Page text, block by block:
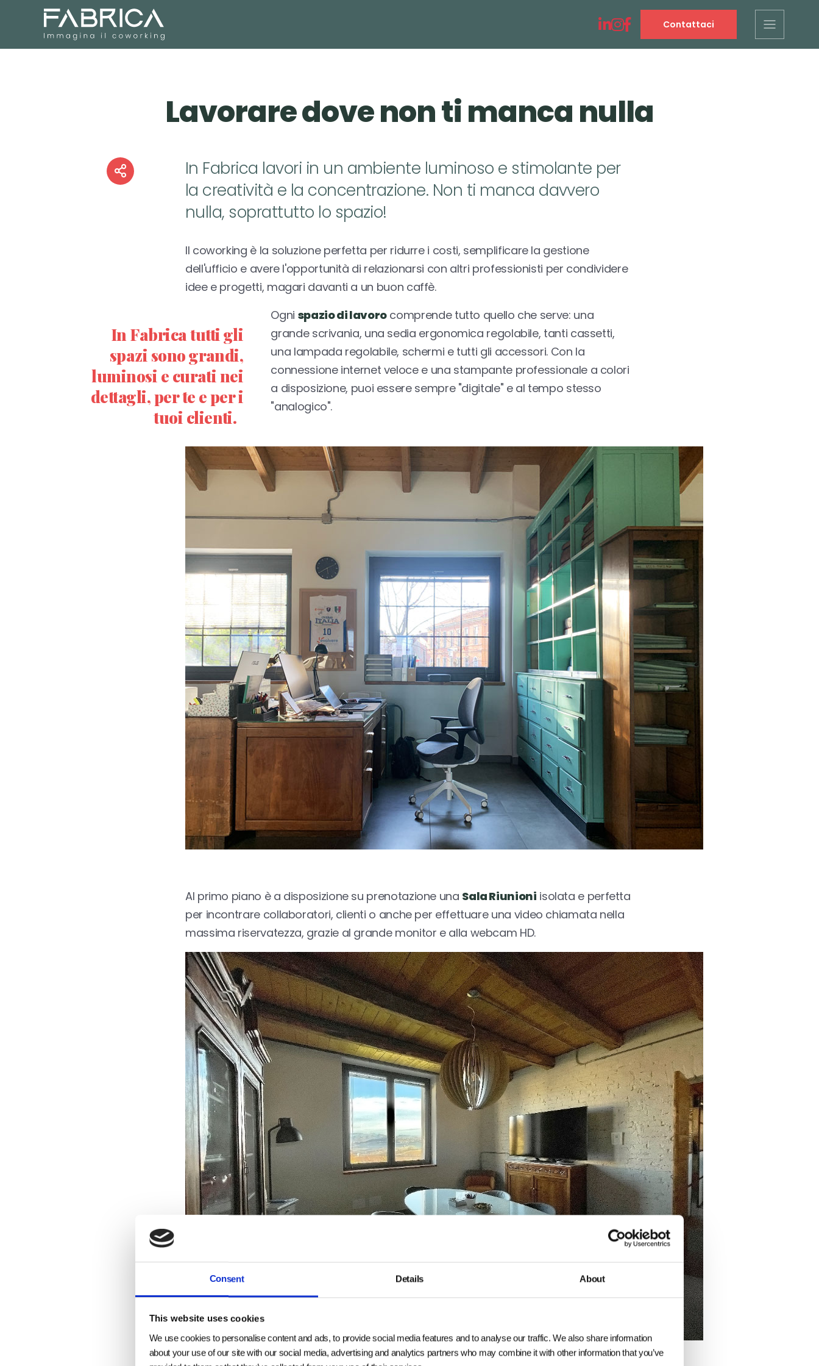
Consent Details About
This website uses cookies
We use cookies to personalise content and ads, to provide social media features and to analyse our traffic. We also share information
about your use of our site with our social media, advertising and analytics partners who may combine it with other information that you’ve
Contattaci
Lavorare dove non ti manca nulla
In Fabrica lavori in un ambiente luminoso e stimolante per
la creatività e la concentrazione. Non ti manca davvero
nulla, soprattutto lo spazio!
Il coworking è la soluzione perfetta per ridurre i costi, semplificare la gestione
dell'ufficio e avere l'opportunità di relazionarsi con altri professionisti per condividere
idee e progetti, magari davanti a un buon caffè.
In Fabrica tutti gli
spazi sono grandi,
luminosi e curati nei
dettagli, per te e per i
tuoi clienti.
Ogni spazio di lavorocomprende tutto quello che serve: una
grande scrivania, una sedia ergonomica regolabile, tanti cassetti,
una lampada regolabile, schermi e tutti gli accessori. Con la
connessione internet veloce e una stampante professionale a colori
a disposizione, puoi essere sempre "digitale" e al tempo stesso
"analogico".
Al primo piano è a disposizione su prenotazione una Sala Riunioni isolata e perfetta
per incontrare collaboratori, clienti o anche per effettuare una video chiamata nella
massima riservatezza, grazie al grande monitor e alla webcam HD.